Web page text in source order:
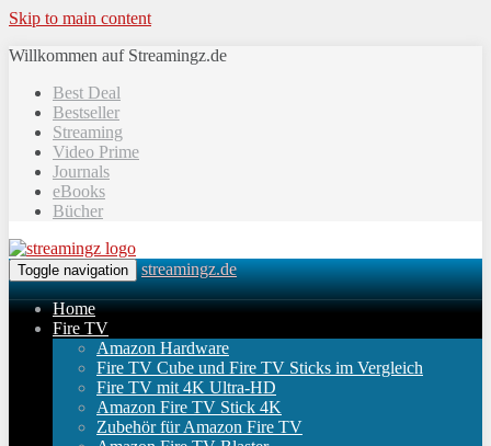
Skip to main content
Willkommen auf Streamingz.de
Best Deal
Bestseller
Streaming
Video Prime
Journals
eBooks
Bücher
Toggle navigation streamingz.de
Home
Fire TV
Amazon Hardware
Fire TV Cube und Fire TV Sticks im Vergleich
Fire TV mit 4K Ultra-HD
Amazon Fire TV Stick 4K
Zubehör für Amazon Fire TV